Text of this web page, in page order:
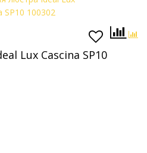
Lux Cascina SP10